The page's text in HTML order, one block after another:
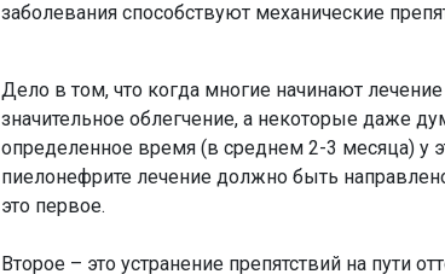
заболевания способствуют механические
Дело в том, что когда многие начинают
значительное облегчение, а некоторые даже
определенное время (в среднем 2-3 месяца) у
пиелонефрите лечение должно быть
это первое.
Второе – это устранение препятствий на пути